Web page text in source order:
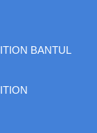
BANTUL